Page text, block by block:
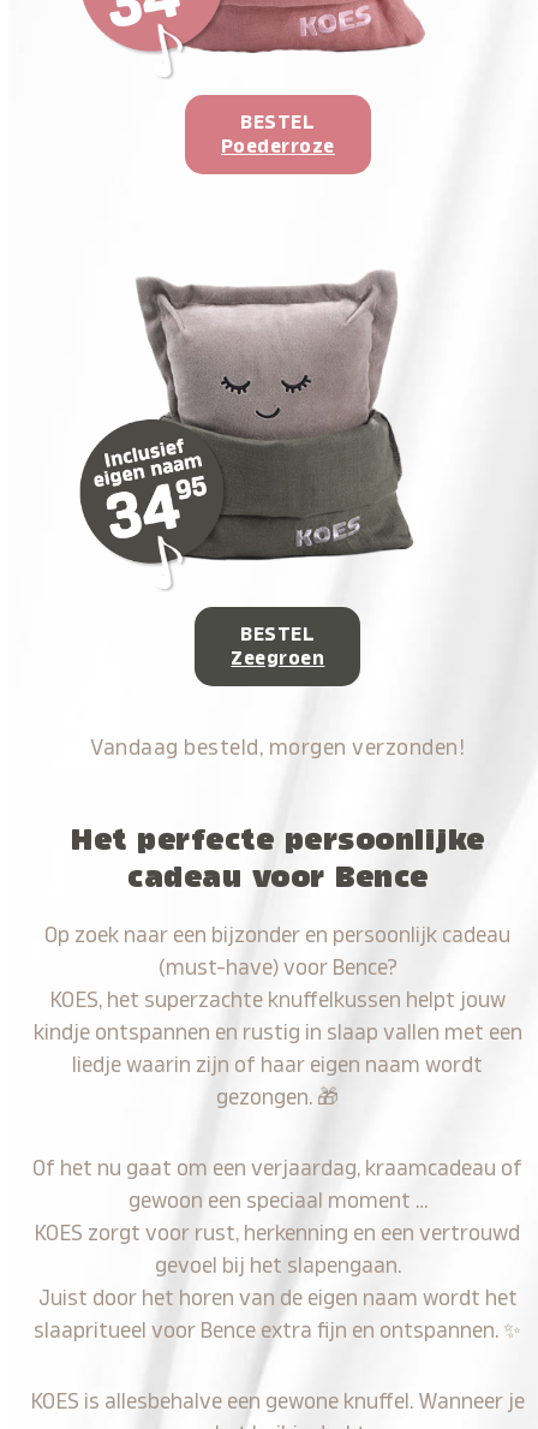
BESTEL
Poederroze
BESTEL
Zeegroen
Vandaag besteld, morgen verzonden!
Het perfecte persoonlijke
cadeau voor Bence
Op zoek naar een bijzonder en persoonlijk cadeau
(must-have) voor Bence?
KOES, het superzachte knuffelkussen helpt jouw
kindje ontspannen en rustig in slaap vallen met een
liedje waarin zijn of haar eigen naam wordt
gezongen. 🎁
Of het nu gaat om een verjaardag, kraamcadeau of
gewoon een speciaal moment …
KOES zorgt voor rust, herkenning en een vertrouwd
gevoel bij het slapengaan.
Juist door het horen van de eigen naam wordt het
slaapritueel voor Bence extra fijn en ontspannen. ✨
KOES is allesbehalve een gewone knuffel. Wanneer je